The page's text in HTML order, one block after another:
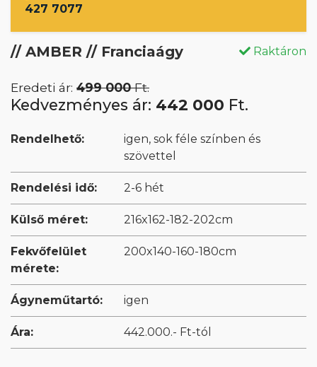
427 7077
// AMBER // Franciaágy Raktáron
Eredeti ár: 499 000Ft.
Kedvezményes ár: 442 000 Ft.
Rendelhető:
igen, sok féle színben és
szövettel
Rendelési idő: 2-6 hét
Külső méret: 216x162-182-202cm
Fekvőfelület
mérete:
200x140-160-180cm
Ágyneműtartó: igen
Ára: 442.000.- Ft-tól